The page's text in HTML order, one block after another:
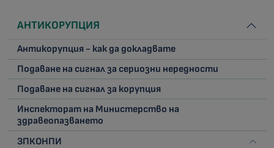
АНТИКОРУПЦИЯ
Антикорупция - как да докладвате
Подаване на сигнал за сериозни нередности
Подаване на сигнал за корупция
Инспекторат на Министерство на
здравеопазването
ЗПКОНПИ